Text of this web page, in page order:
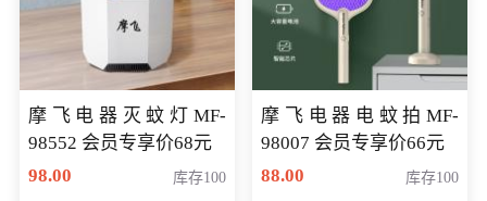
摩飞电器灭蚊灯MF-
98552 会员专享价68元
98.00
库存100
摩飞电器电蚊拍MF-
98007 会员专享价66元
88.00
库存100